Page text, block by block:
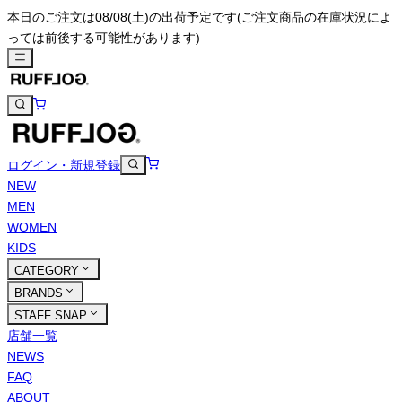
本日のご注文は08/08(土)の出荷予定です(ご注文商品の在庫状況によ
っては前後する可能性があります)
ログイン・新規登録
NEW
MEN
WOMEN
KIDS
CATEGORY
BRANDS
STAFF SNAP
店舗一覧
NEWS
FAQ
ABOUT